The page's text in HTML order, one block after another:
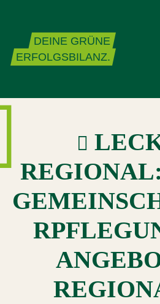
DEINE GRÜNE
ERFOLGSBILANZ.